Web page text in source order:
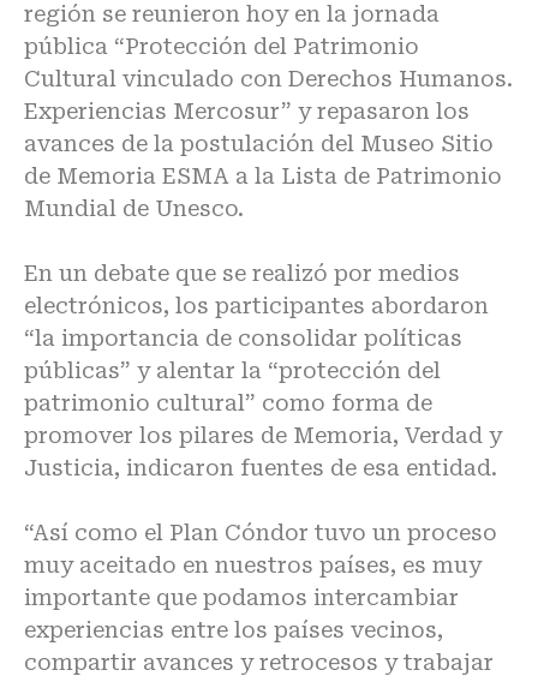
región se reunieron hoy en la jornada
pública “Protección del Patrimonio
Cultural vinculado con Derechos Humanos.
Experiencias Mercosur” y repasaron los
avances de la postulación del Museo Sitio
de Memoria ESMA a la Lista de Patrimonio
Mundial de Unesco.
En un debate que se realizó por medios
electrónicos, los participantes abordaron
“la importancia de consolidar políticas
públicas” y alentar la “protección del
patrimonio cultural” como forma de
promover los pilares de Memoria, Verdad y
Justicia, indicaron fuentes de esa entidad.
“Así como el Plan Cóndor tuvo un proceso
muy aceitado en nuestros países, es muy
importante que podamos intercambiar
experiencias entre los países vecinos,
compartir avances y retrocesos y trabajar